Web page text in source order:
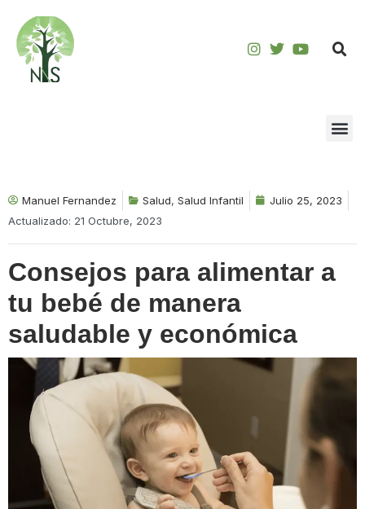
Saltar
contenido
Manuel Fernandez Salud, Salud Infantil
Julio 25, 2023
Actualizado: 21 Octubre, 2023
Consejos para alimentar a
tu bebé de manera
saludable y económica